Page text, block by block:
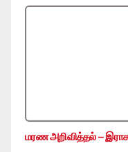
மரண அறிவித்தல் –